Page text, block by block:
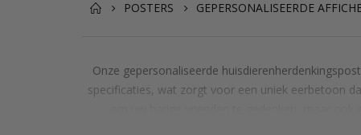
POSTERS GEPERSONALISEERDE
Onze gepersonaliseerde
specificaties, wat zorgt voor een uniek eerbetoon